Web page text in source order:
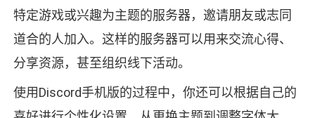
特定游戏或兴趣为主题的服务器，邀请朋友或志同
道合的人加入。这样的服务器可以用来交流心得、
分享资源，甚至组织线下活动。
使用Discord手机版的过程中，你还可以根据自己的